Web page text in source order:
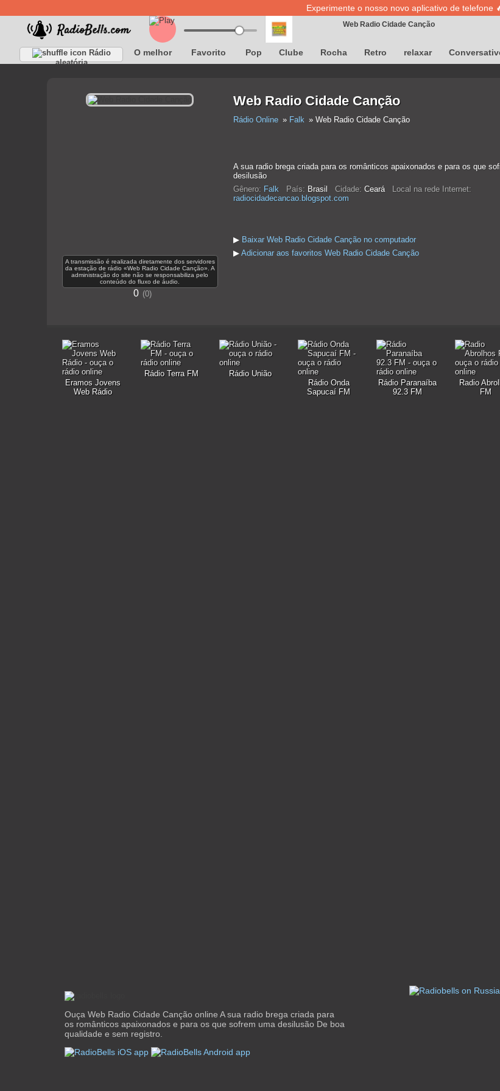
Experimente o nosso novo aplicativo de telefone
Web Radio Cidade Canção
A definição de músicas está temporariamente indisponível
Rádio
aleatória
O melhor Favorito Pop Clube Rocha Retro relaxar
A transmissão é realizada diretamente dos servidores
da estação de rádio «Web Radio Cidade Canção». A
administração do site não se responsabiliza pelo
conteúdo do fluxo de áudio.
0 0
Web Radio Cidade Canção
Rádio Online Falk Web Radio Cidade Canção
A sua radio brega criada para os românticos apaixonados e para os que
desilusão
Gênero: Falk País: Brasil Cidade: Ceará
Local na rede Internet:
radiocidadecancao.blogspot.com
▶ Baixar Web Radio Cidade Canção no computador
▶ Adicionar aos favoritos Web Radio Cidade Canção
Eramos Jovens
Web Rádio
Rádio Terra FM
Rádio União
Rádio Onda
Sapucaí FM
Rádio Paranaíba
92.3 FM
Radio
FM
Ouça Web Radio Cidade Canção online A sua radio brega criada para
os românticos apaixonados e para os que sofrem uma desilusão De boa
qualidade e sem registro.